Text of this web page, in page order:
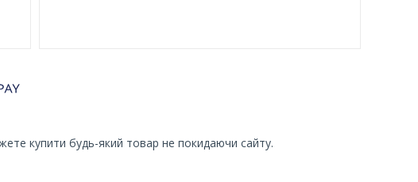
купити будь-який товар не покидаючи сайту.